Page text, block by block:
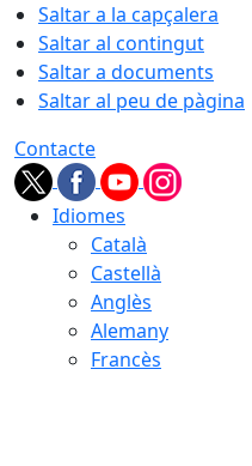
Saltar a la capçalera
Saltar al contingut
Saltar a documents
Saltar al peu de pàgina
Contacte
Idiomes
Català
Castellà
Anglès
Alemany
Francès